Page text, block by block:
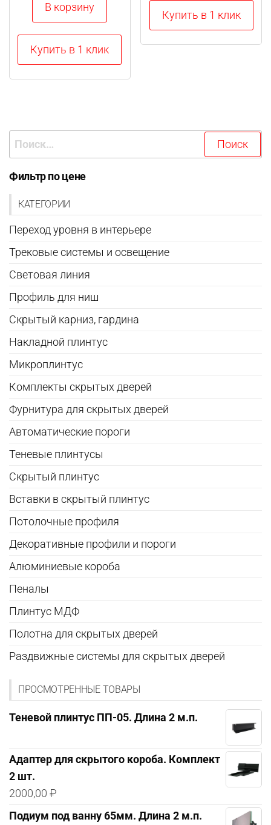
В корзину
Купить в 1 клик
Купить в 1 клик
Найти:
Фильтр по цене
КАТЕГОРИИ
Переход уровня в интерьере
Трековые системы и освещение
Световая линия
Профиль для ниш
Скрытый карниз, гардина
Накладной плинтус
Микроплинтус
Комплекты скрытых дверей
Фурнитура для скрытых дверей
Автоматические пороги
Теневые плинтусы
Скрытый плинтус
Вставки в скрытый плинтус
Потолочные профиля
Декоративные профили и пороги
Алюминиевые короба
Пеналы
Плинтус МДФ
Полотна для скрытых дверей
Раздвижные системы для скрытых дверей
ПРОСМОТРЕННЫЕ ТОВАРЫ
Теневой плинтус ПП-05. Длина 2 м.п.
Адаптер для скрытого короба. Комплект
2 шт.
2000,00 ₽
Подиум под ванну 65мм. Длина 2 м.п.